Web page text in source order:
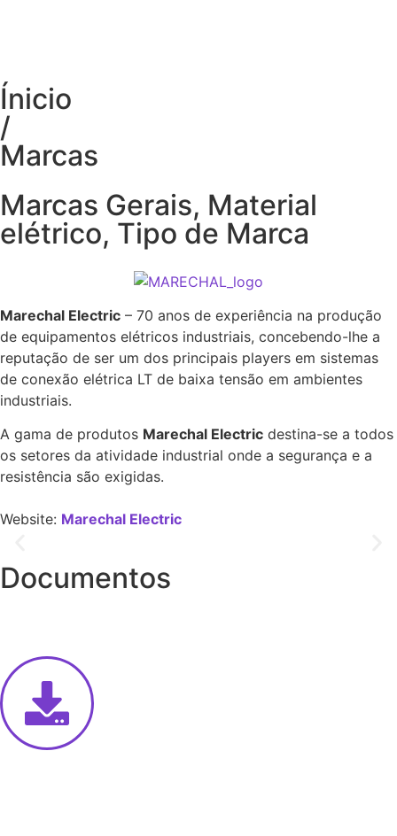
Ínicio
/
Marcas
Marcas Gerais, Material
elétrico, Tipo de Marca
Marechal Electric – 70 anos de experiência na produção
de equipamentos elétricos industriais, concebendo-lhe a
reputação de ser um dos principais players em sistemas
de conexão elétrica LT de baixa tensão em ambientes
industriais.
A gama de produtos Marechal Electric destina-se a todos
os setores da atividade industrial onde a segurança e a
resistência são exigidas.
Website: Marechal Electric
Documentos